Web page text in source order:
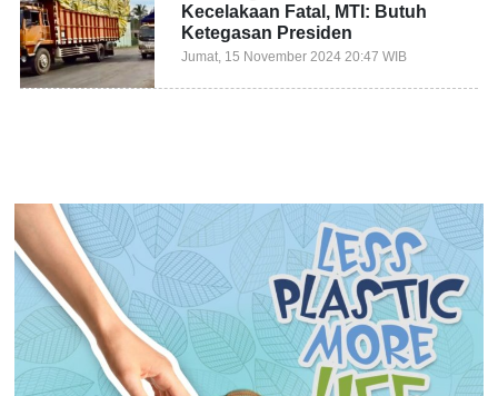
Kecelakaan Fatal, MTI: Butuh
Ketegasan Presiden
Jumat, 15 November 2024 20:47 WIB